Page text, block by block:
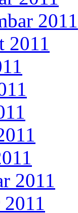
2011
2011
2011
2011